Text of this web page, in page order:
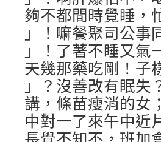
夠不都間時覺睡，
」！嘛餐聚司公事
」！了著不睡又氣
天幾那藥吃剛！子
」？沒善改有眠失
講，條苗瘦消的女
中對一了來午中近